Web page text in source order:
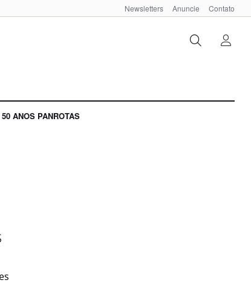
Newsletters Anuncie Contato
50 ANOS PANROTAS